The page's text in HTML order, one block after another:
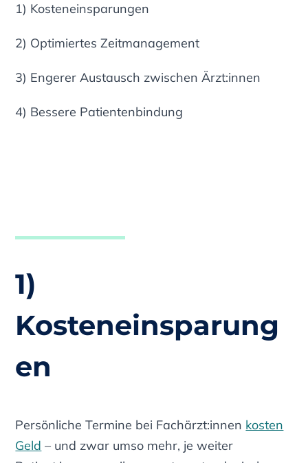
1) Kosteneinsparungen
2) Optimiertes Zeitmanagement
3) Engerer Austausch zwischen Ärzt:innen
4) Bessere Patientenbindung
1)
Kosteneinsparung
en
Persönliche Termine bei Fachärzt:innen kosten
Geld – und zwar umso mehr, je weiter